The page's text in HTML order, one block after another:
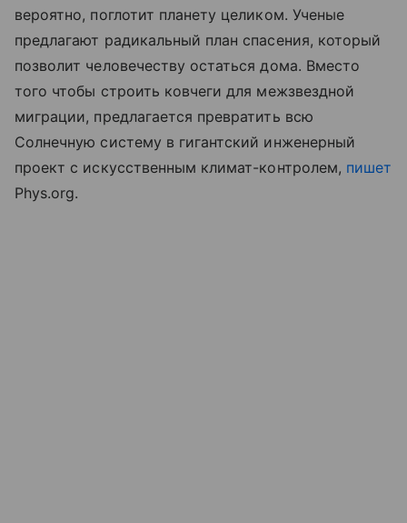
вероятно, поглотит планету целиком. Ученые
предлагают радикальный план спасения, который
позволит человечеству остаться дома. Вместо
того чтобы строить ковчеги для межзвездной
миграции, предлагается превратить всю
Солнечную систему в гигантский инженерный
проект с искусственным климат-контролем, пишет
Phys.org.